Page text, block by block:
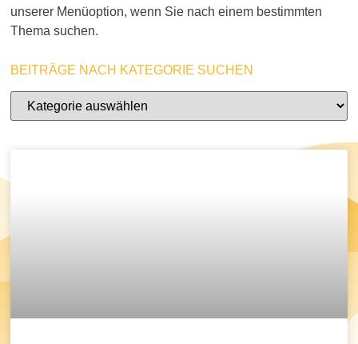
unserer Menüoption, wenn Sie nach einem bestimmten
Thema suchen.
BEITRÄGE NACH KATEGORIE SUCHEN